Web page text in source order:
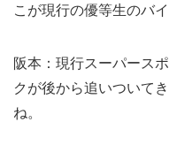
こが現行の優等生のバ
阪本：現行スーパース
クが後から追いついて
ね。